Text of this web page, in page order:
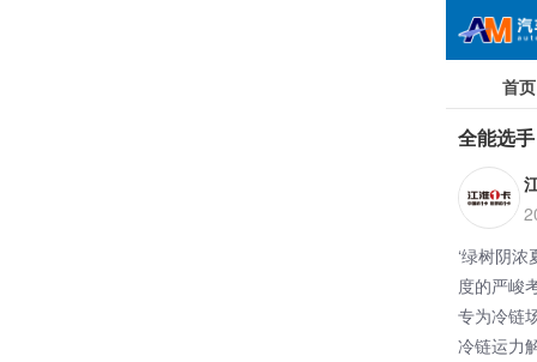
首页
全能选
‘绿树阴
度的严峻
专为冷链
冷链运力